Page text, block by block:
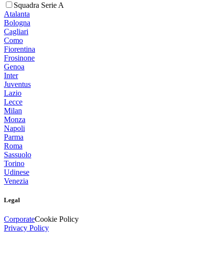
Squadra Serie A
Atalanta
Bologna
Cagliari
Como
Fiorentina
Frosinone
Genoa
Inter
Juventus
Lazio
Lecce
Milan
Monza
Napoli
Parma
Roma
Sassuolo
Torino
Udinese
Venezia
Legal
CorporateCookie Policy
Privacy Policy